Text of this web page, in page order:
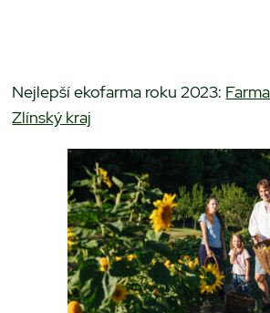
Nejlepší ekofarma roku 2023:
Zlínský kraj